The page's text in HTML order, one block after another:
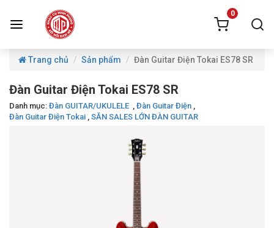
0
Trang chủ Sản phẩm Đàn Guitar Điện Tokai ES78 SR
Đàn Guitar Điện Tokai ES78 SR
Danh mục: Đàn GUITAR/UKULELE , Đàn Guitar Điện ,
Đàn Guitar Điện Tokai , SĂN SALES LỚN ĐÀN GUITAR